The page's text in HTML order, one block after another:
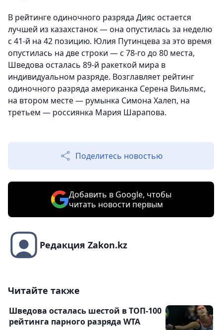
В рейтинге одиночного разряда Дияс остается
лучшей из казахстанок — она опустилась за неделю
с 41-й на 42 позицию. Юлия Путинцева за это время
опустилась на две строки — с 78-го до 80 места,
Шведова осталась 89-й ракеткой мира в
индивидуальном разряде. Возглавляет рейтинг
одиночного разряда американка Серена Вильямс,
на втором месте — румынка Симона Халеп, на
третьем — россиянка Мария Шарапова.
Поделитесь новостью
Добавить в Google, чтобы
читать новости первым
Редакция Zakon.kz
Читайте также
Шведова осталась шестой в ТОП-100
рейтинга парного разряда WTA